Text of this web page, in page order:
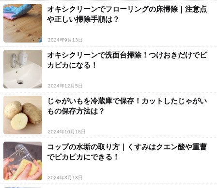
オキシクリーンでフローリングの床掃除｜注意点
や正しい掃除手順は？
2024年9月13日
オキシクリーンで洗面台掃除！つけおきだけでピ
カピカになる！
2024年12月5日
じゃがいもを冷蔵庫で保存！カットしたじゃがい
もの保存方法は？
2024年10月18日
コップの水垢の取り方｜くすみはクエン酸や重曹
でピカピカにできる！
2024年8月13日